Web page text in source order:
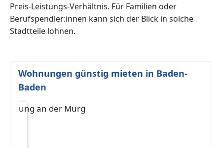
Preis-Leistungs-Verhältnis. Für Familien oder
Berufspendler:innen kann sich der Blick in solche
Stadtteile lohnen.
Wohnungen günstig mieten in Baden-
Baden